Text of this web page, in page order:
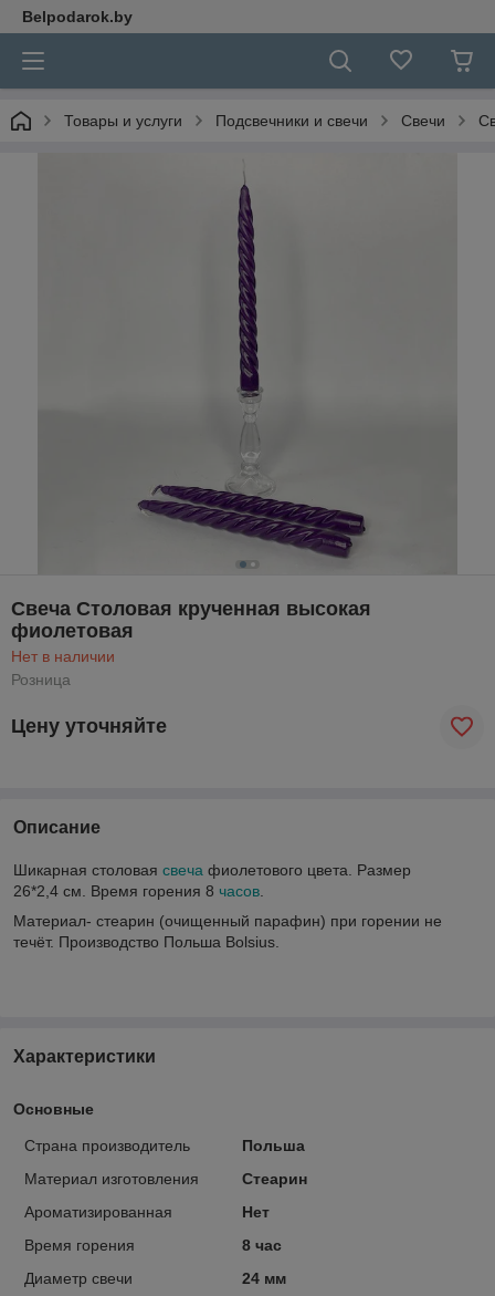
Belpodarok.by
Товары и услуги Подсвечники и свечи Свечи
Свеча Столовая крученная высокая
фиолетовая
Нет в наличии
Розница
Цену уточняйте
Описание
Шикарная столовая свеча фиолетового цвета. Размер
26*2,4 см. Время горения 8 часов
Материал- стеарин (очищенный парафин) при горении не
течёт. Производство Польша Bolsius.
Характеристики
Основные
Страна производитель
Польша
Материал изготовления
Стеарин
Ароматизированная
Нет
Время горения
8 час
Диаметр свечи
24 мм